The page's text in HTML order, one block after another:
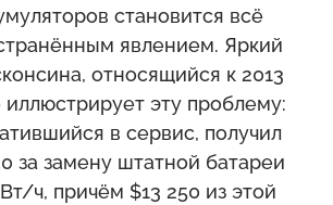
становится всё
явлением. Яркий
относящийся к 2013
иллюстрирует эту проблему:
в сервис, получил
за замену штатной батареи
ч, причём $13 250 из этой